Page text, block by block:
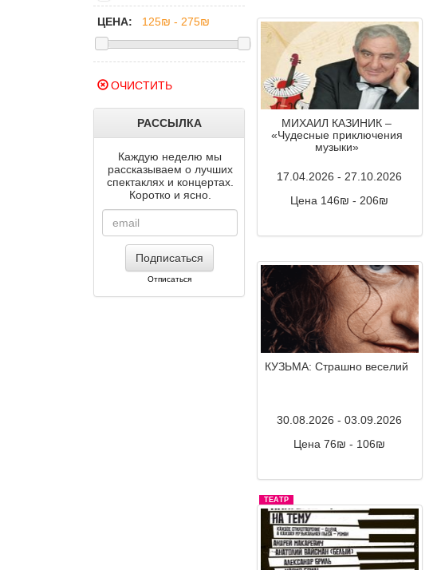
ЦЕНА:
ОЧИСТИТЬ
РАССЫЛКА
Каждую неделю мы
рассказываем о лучших
спектаклях и концертах.
Коротко и ясно.
Подписаться
Отписаться
МИХАИЛ КАЗИНИК –
«Чудесные приключения
музыки»
17.04.2026 - 27.10.2026
Цена 146₪ - 206₪
КУЗЬМА: Страшно веселий
30.08.2026 - 03.09.2026
Цена 76₪ - 106₪
ТЕАТР